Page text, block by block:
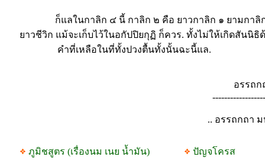
ก็แลในกาลิก ๔ นี้ กาลิก ๒ คือ ยาวกาลิก ๑ ยามกาลิก ๑
ยาวชีวิก แม้จะเก็บไว้ในอกัปปิยกุฏิ ก็ควร. ทั้งไม่ให้เกิดสันนิ
คำที่เหลือในที่ทั้งปวงตื้นทั้งนั้นฉะนี้แล.
อรรถกถ
.. อรรถกถา
ภูมิชสูตร (เรื่องนม เนย น้ำมัน) ปัญจโครส